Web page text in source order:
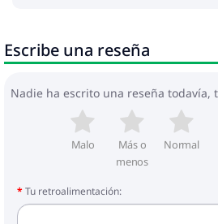
sobrecalentamiento e incendio.
Escribe una reseña
Nadie ha escrito una reseña todavía,
Malo
Más o
menos
Normal
Tu retroalimentación: